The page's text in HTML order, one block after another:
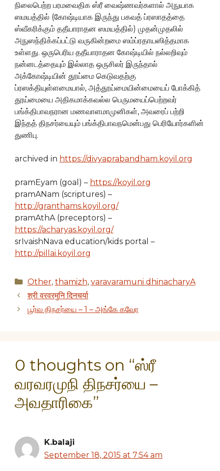
நிலைபெற்ற பரமவைதிக ஸ்ரீ வைஷ்ணவர்களால் அநுயாக
ஸமயத்தில் (கோஷ்டியாக இருந்து பகவத் ப்ரஸாதத்தை
ஸ்வீகரிக்கும் ததீயாராதன ஸமயத்தில்) முதன்முதலில்
அநுஸந்திக்கப்பட்டு வருகின்றமை ஸம்ப்ரதாயஸித்தமாக
உள்ளது. ஒருபெரிய ததீயாராதன கோஷ்டியில் நல்லறிவும்
நன்னடத்தையும் இல்லாத ஒருசிலர் இருந்தால்
அக்கோஷ்டியின் தூய்மை கெடுவதற்கு
ப்ரஸக்தியுள்ளமையால், அத்தூய்மையின்மையைப் போக்கித்
தூய்மையை அதிகமாக்கவல்ல பெருமயைப்பெற்றவர்
பங்க்திபாவநரான மணவாளமாமுனிகள், அவரைப் பற்றி
இந்தத் திநசர்யையும் பங்க்திபாவநமென்பது பெரியோர்களின்
துணிபு.
archived in https://divyaprabandham.koyil.org
pramEyam (goal) – https://koyil.org
pramANam (scriptures) –
http://granthams.koyil.org/
pramAthA (preceptors) –
https://acharyas.koyil.org/
srIvaishNava education/kids portal –
http://pillai.koyil.org
Categories
Other, thamizh, varavaramuni dhinacharyA
श्री वरवरमुनि दिनचर्या
பூர்வ திநசர்யை – 1 – அங்கே கவேர
0 thoughts on “ஸ்ரீ
வரவரமுநி திநசர்யை –
அவதாரிகை”
K.balaji
September 18, 2015 at 7:54 am